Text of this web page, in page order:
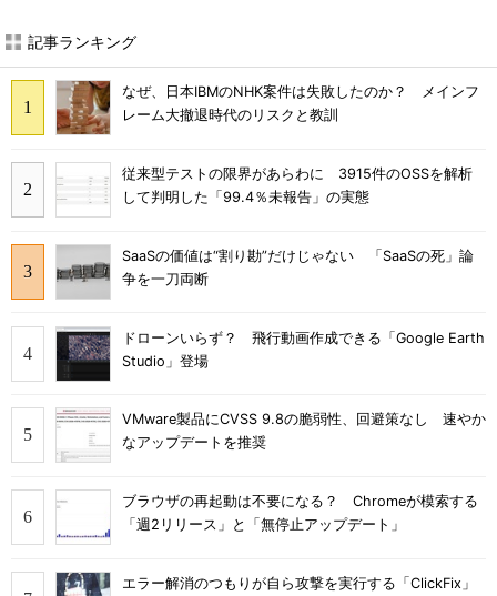
記事ランキング
なぜ、日本IBMのNHK案件は失敗したのか？ メインフ
レーム大撤退時代のリスクと教訓
従来型テストの限界があらわに 3915件のOSSを解析
して判明した「99.4％未報告」の実態
SaaSの価値は“割り勘”だけじゃない 「SaaSの死」論
争を一刀両断
ドローンいらず？ 飛行動画作成できる「Google Earth
Studio」登場
VMware製品にCVSS 9.8の脆弱性、回避策なし 速やか
なアップデートを推奨
ブラウザの再起動は不要になる？ Chromeが模索する
「週2リリース」と「無停止アップデート」
エラー解消のつもりが自ら攻撃を実行する「ClickFix」